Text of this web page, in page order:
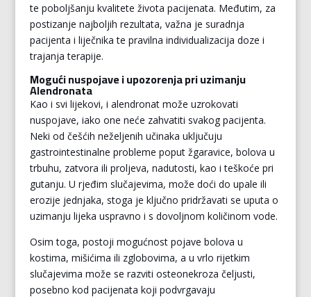
te poboljšanju kvalitete života pacijenata. Međutim, za
postizanje najboljih rezultata, važna je suradnja
pacijenta i liječnika te pravilna individualizacija doze i
trajanja terapije.
Mogući nuspojave i upozorenja pri uzimanju
Alendronata
Kao i svi lijekovi, i alendronat može uzrokovati
nuspojave, iako one neće zahvatiti svakog pacijenta.
Neki od češćih neželjenih učinaka uključuju
gastrointestinalne probleme poput žgaravice, bolova u
trbuhu, zatvora ili proljeva, nadutosti, kao i teškoće pri
gutanju. U rjeđim slučajevima, može doći do upale ili
erozije jednjaka, stoga je ključno pridržavati se uputa o
uzimanju lijeka uspravno i s dovoljnom količinom vode.
Osim toga, postoji mogućnost pojave bolova u
kostima, mišićima ili zglobovima, a u vrlo rijetkim
slučajevima može se razviti osteonekroza čeljusti,
posebno kod pacijenata koji podvrgavaju